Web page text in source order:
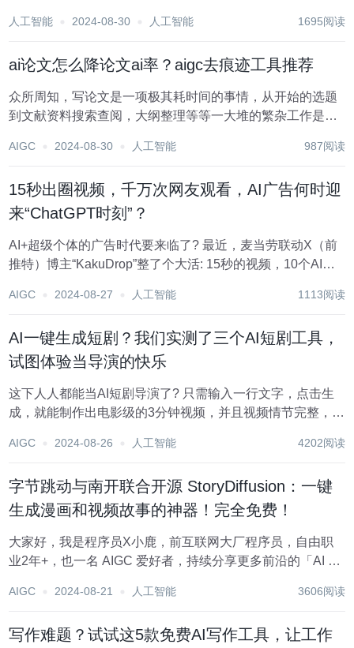
AI绘画工具，就能轻松创造出让人惊叹的作品。2024年的AI
人工智能 2024-08-30 人工智能 1695阅读
ai论文怎么降论文ai率？aigc去痕迹工具推荐
众所周知，写论文是一项极其耗时间的事情，从开始的选题
到文献资料搜索查阅，大纲整理等等一大堆的繁杂工作是极
了大量时间。优秀的AI工具生成的论文非常完备，能提供摘
AIGC 2024-08-30 人工智能 987阅读
15秒出圈视频，千万次网友观看，AI广告何时迎
来“ChatGPT时刻”？
AI+超级个体的广告时代要来临了? 最近，麦当劳联动X（前
推特）博主“KakuDrop”整了个大活: 15秒的视频，10个AI美
AI的Dream Machine1.5制作的麦当劳AI广告在X上...
AIGC 2024-08-27 人工智能 1113阅读
AI一键生成短剧？我们实测了三个AI短剧工具，
试图体验当导演的快乐
这下人人都能当AI短剧导演了? 只需输入一行文字，点击生
成，就能制作出电影级的3分钟视频，并且视频情节完整，能
可以轻松利用它让哥斯拉和金刚联手击败泰坦。 让拜登和特
AIGC 2024-08-26 人工智能 4202阅读
字节跳动与南开联合开源 StoryDiffusion：一键
生成漫画和视频故事的神器！完全免费！
大家好，我是程序员X小鹿，前互联网大厂程序员，自由职
业2年+，也一名 AIGC 爱好者，持续分享更多前沿的「AI 工
年的回忆啊！ 记得小学时的同桌，经常支起课本，后面夹着
AIGC 2024-08-21 人工智能 3606阅读
写作难题？试试这5款免费AI写作工具，让工作